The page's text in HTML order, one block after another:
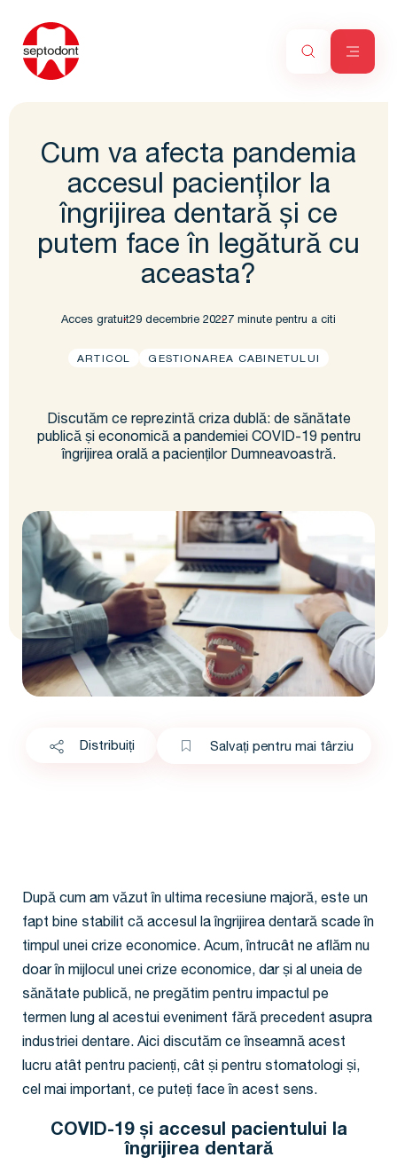
Cum va afecta pandemia
accesul pacienților la
îngrijirea dentară și ce
putem face în legătură cu
aceasta?
Acces gratuit29 decembrie 20227 minute pentru a citi
ARTICOL GESTIONAREA CABINETULUI
Discutăm ce reprezintă criza dublă: de sănătate
publică și economică a pandemiei COVID-19 pentru
îngrijirea orală a pacienților Dumneavoastră.
Distribuiți Salvați pentru mai târziu
După cum am văzut în ultima recesiune majoră, este un
fapt bine stabilit că accesul la îngrijirea dentară scade în
timpul unei crize economice. Acum, întrucât ne aflăm nu
doar în mijlocul unei crize economice, dar și al uneia de
sănătate publică, ne pregătim pentru impactul pe
termen lung al acestui eveniment fără precedent asupra
industriei dentare. Aici discutăm ce înseamnă acest
lucru atât pentru pacienți, cât și pentru stomatologi și,
cel mai important, ce puteți face în acest sens.
COVID-19 și accesul pacientului la
îngrijirea dentară